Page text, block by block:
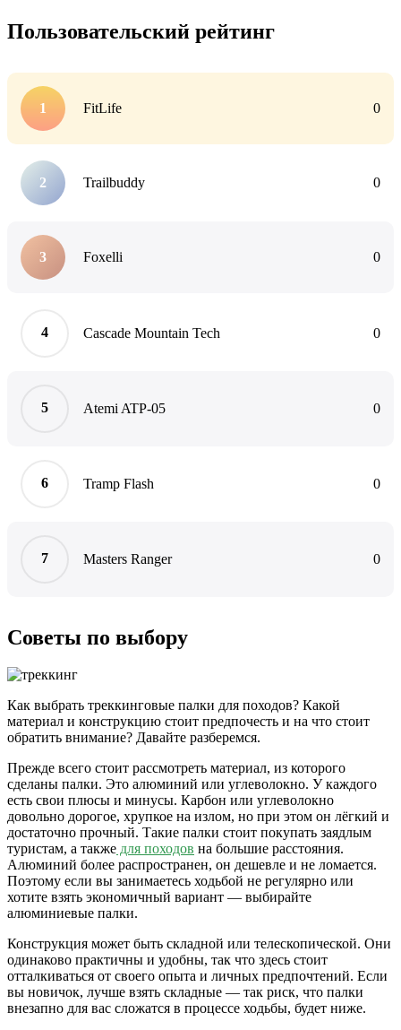
Пользовательский рейтинг
FitLife 0
Trailbuddy 0
Foxelli 0
Cascade Mountain Tech 0
Atemi ATP-05 0
Tramp Flash 0
Masters Ranger 0
Советы по выбору
Как выбрать треккинговые палки для походов? Какой
материал и конструкцию стоит предпочесть и на что стоит
обратить внимание? Давайте разберемся.
Прежде всего стоит рассмотреть материал, из которого
сделаны палки. Это алюминий или углеволокно. У каждого
есть свои плюсы и минусы. Карбон или углеволокно
довольно дорогое, хрупкое на излом, но при этом он лёгкий и
достаточно прочный. Такие палки стоит покупать заядлым
туристам, а также для походов на большие расстояния.
Алюминий более распространен, он дешевле и не ломается.
Поэтому если вы занимаетесь ходьбой не регулярно или
хотите взять экономичный вариант — выбирайте
алюминиевые палки.
Конструкция может быть складной или телескопической. Они
одинаково практичны и удобны, так что здесь стоит
отталкиваться от своего опыта и личных предпочтений. Если
вы новичок, лучше взять складные — так риск, что палки
внезапно для вас сложатся в процессе ходьбы, будет ниже.